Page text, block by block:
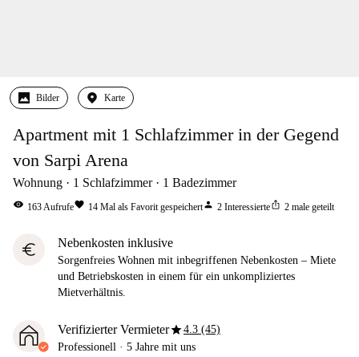
Bilder Karte
Apartment mit 1 Schlafzimmer in der Gegend
von Sarpi Arena
Wohnung 1 Schlafzimmer 1 Badezimmer
visibility 163Aufrufefavorite 14 Mal als Favorit gespeichertperson 2 Interessierteios_share 2 male geteilt
euro Nebenkosten inklusive
Sorgenfreies Wohnen mit inbegriffenen Nebenkosten – Miete
und Betriebskosten in einem für ein unkompliziertes
Mietverhältnis.
Verifizierter Vermieterstar4.3 (45)
Professionell · 5 Jahre mit uns